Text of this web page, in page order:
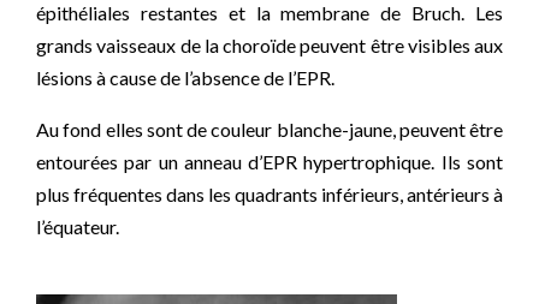
épithéliales restantes et la membrane de Bruch. Les
grands vaisseaux de la choroïde peuvent être visibles aux
lésions à cause de l’absence de l’EPR.
Au fond elles sont de couleur blanche-jaune, peuvent être
entourées par un anneau d’EPR hypertrophique. Ils sont
plus fréquentes dans les quadrants inférieurs, antérieurs à
l’équateur.